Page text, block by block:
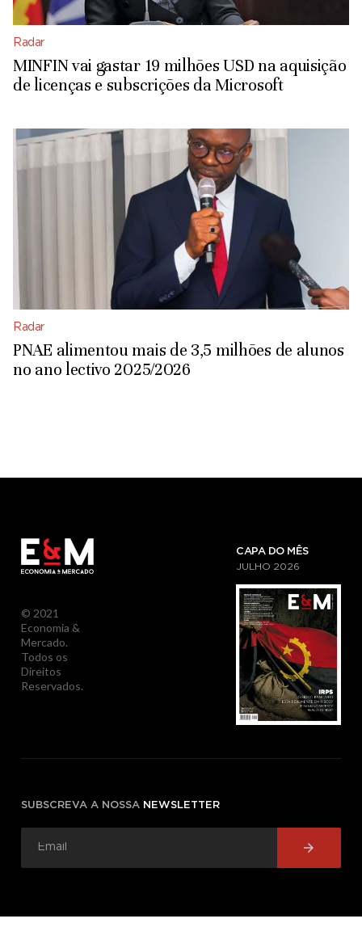
Radar
MINFIN vai gastar 19 milhões USD na aquisição
de licenças e subscrições da Microsoft
Radar
PNAE alimentou mais de 3,5 milhões de alunos
no ano lectivo 2025/2026
© 2021
Economia &
Mercado.
Todos os
Direitos
Reservados.
CAPA DO MÊS
JULHO 2026
SUBSCREVA A NOSSA NEWSLETTER